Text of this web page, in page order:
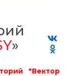
»
"Вектор